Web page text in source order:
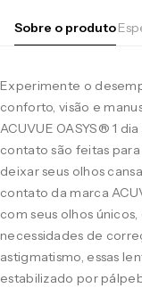
Sobre o produto
Experimente o
conforto, visão e
ACUVUE OASYS® 1
contato são feitas
deixar seus olhos
contato da marca
com seus olhos
necessidades de
astigmatismo, essas
estabilizado por